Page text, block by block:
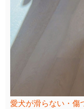
愛犬が滑らない・傷